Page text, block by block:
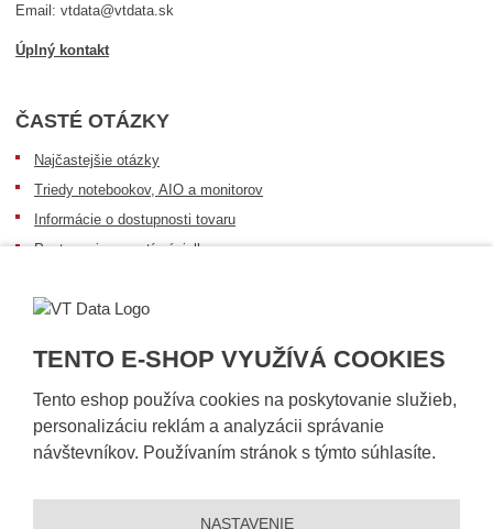
TENTO E-SHOP VYUŽÍVÁ COOKIES
Tento eshop používa cookies na poskytovanie služieb,
personalizáciu reklám a analyzácii správanie
návštevníkov. Používaním stránok s týmto súhlasíte.
NASTAVENIE
Email: vtdata@vtdata.sk
Úplný kontakt
ČASTÉ OTÁZKY
Najčastejšie otázky
Triedy notebookov, AIO a monitorov
Informácie o dostupnosti tovaru
Postup pri prevzatí zásielky
Sledovanie zásielok